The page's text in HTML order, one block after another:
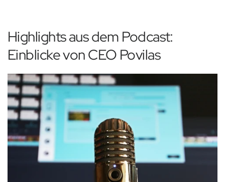
Highlights aus dem Podcast:
Einblicke von CEO Povilas